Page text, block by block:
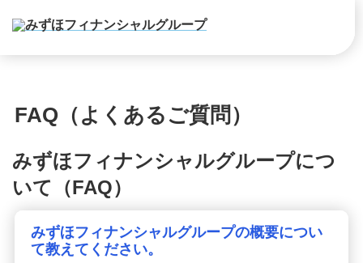
FAQ（よくあるご質問）
みずほフィナンシャルグループにつ
いて（FAQ）
みずほフィナンシャルグループの概要につい
て教えてください。